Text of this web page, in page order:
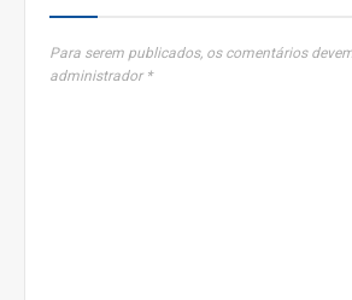
Para serem publicados, os comentários
administrador *